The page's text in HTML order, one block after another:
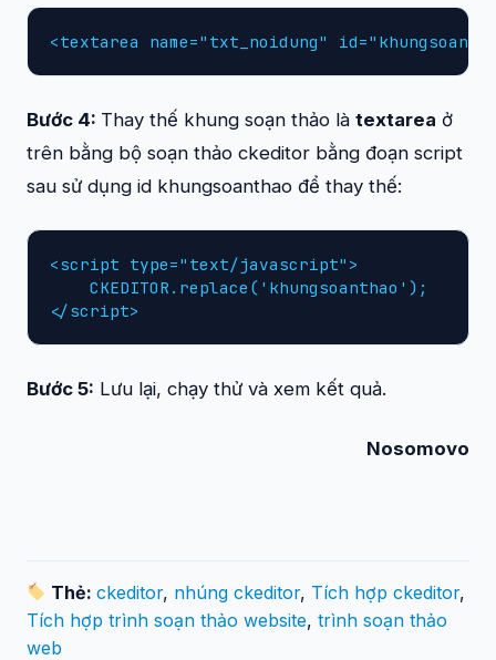
<textarea name="txt_noidung"
Bước 4: Thay thế khung soạn thảo là textarea ở
trên bằng bộ soạn thảo ckeditor bằng đoạn script
sau sử dụng id khungsoanthao để thay thế:
<script type="text/javascript">
    CKEDITOR.replace('khungsoanthao');
</script>
Bước 5: Lưu lại, chạy thử và xem kết quả.
Nosomovo
Thẻ:ckeditor, nhúng ckeditor, Tích hợp ckeditor,
Tích hợp trình soạn thảo website, trình soạn thảo
web